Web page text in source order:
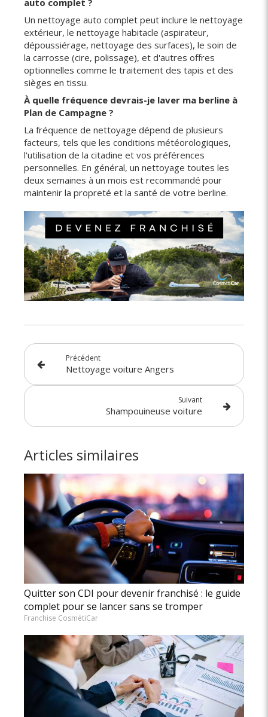
auto complet ?
Un nettoyage auto complet peut inclure le nettoyage
extérieur, le nettoyage habitacle (aspirateur,
dépoussiérage, nettoyage des surfaces), le soin de
la carrosse (cire, polissage), et d'autres offres
optionnelles comme le traitement des tapis et des
sièges en tissu.
À quelle fréquence devrais-je laver ma berline à
Plan de Campagne ?
La fréquence de nettoyage dépend de plusieurs
facteurs, tels que les conditions météorologiques,
l'utilisation de la citadine et vos préférences
personnelles. En général, un nettoyage toutes les
deux semaines à un mois est recommandé pour
maintenir la propreté et la santé de votre berline.
Précédent
Nettoyage voiture Angers
Suivant
Shampouineuse voiture
Articles similaires
Quitter son CDI pour devenir franchisé : le guide
complet pour se lancer sans se tromper
Franchise CosmétiCar